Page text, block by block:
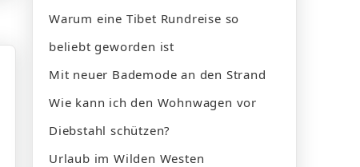
Warum eine Tibet Rundreise so
beliebt geworden ist
Mit neuer Bademode an den Strand
Wie kann ich den Wohnwagen vor
Diebstahl schützen?
Urlaub im Wilden Westen